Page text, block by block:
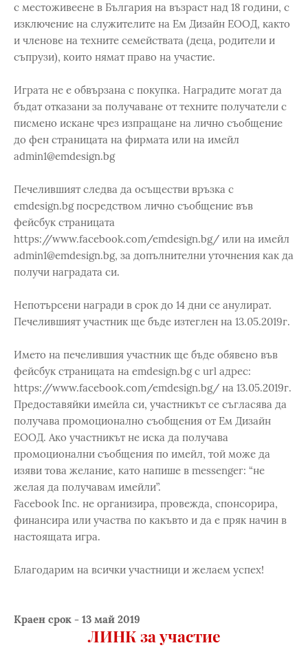
с местоживеене в България на възраст над 18 години, с
изключение на служителите на Ем Дизайн ЕООД, както
и членове на техните семействата (деца, родители и
съпрузи), които нямат право на участие.
Играта не е обвързана с покупка. Наградите могат да
бъдат отказани за получаване от техните получатели с
писмено искане чрез изпращане на лично съобщение
до фен страницата на фирмата или на имейл
admin1@emdesign.bg
Печелившият следва да осъществи връзка с
emdesign.bg посредством лично съобщение във
фейсбук страницата
https://www.facebook.com/emdesign.bg/ или на имейл
admin1@emdesign.bg, за допълнителни уточнения как да
получи наградата си.
Непотърсени награди в срок до 14 дни се анулират.
Печелившият участник ще бъде изтеглен на 13.05.2019г.
Името на печелившия участник ще бъде обявено във
фейсбук страницата на emdesign.bg с url адрес:
https://www.facebook.com/emdesign.bg/ на 13.05.2019г.
Предоставяйки имейла си, участникът се съгласява да
получава промоционално съобщения от Ем Дизайн
ЕООД. Ако участникът не иска да получава
промоционални съобщения по имейл, той може да
изяви това желание, като напише в messenger: “не
желая да получавам имейли”.
Facebook Inc. не организира, провежда, спонсорира,
финансира или участва по какъвто и да е пряк начин в
настоящата игра.
Благодарим на всички участници и желаем успех!
Краен срок - 13 май 2019
ЛИНК за участие